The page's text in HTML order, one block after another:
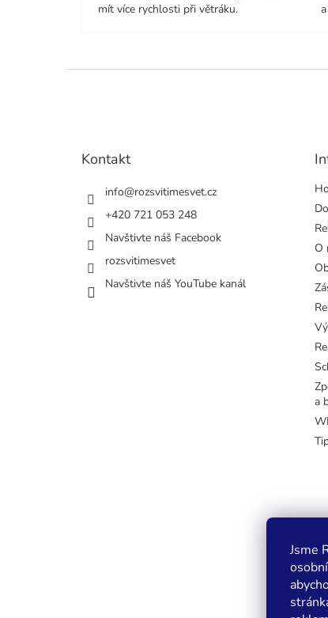
Jsme
mít více rychlosti při větráku.
Kontakt
info@rozsvitimesvet.cz
+420 721 053 248
Navštivte náš Facebook
rozsvitimesvet
Navštivte náš YouTube kanál
O
a